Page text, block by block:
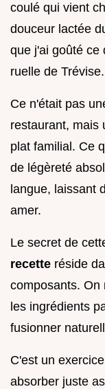
coulé qui vient
douceur lactée
que j'ai goûté ce
ruelle de Trévise.
Ce n'était pas
restaurant, mais
plat familial. Ce
de légèreté
langue, laissant
amer.
Le secret de
recette réside
composants. On
les ingrédients
fusionner
C'est un
absorber juste